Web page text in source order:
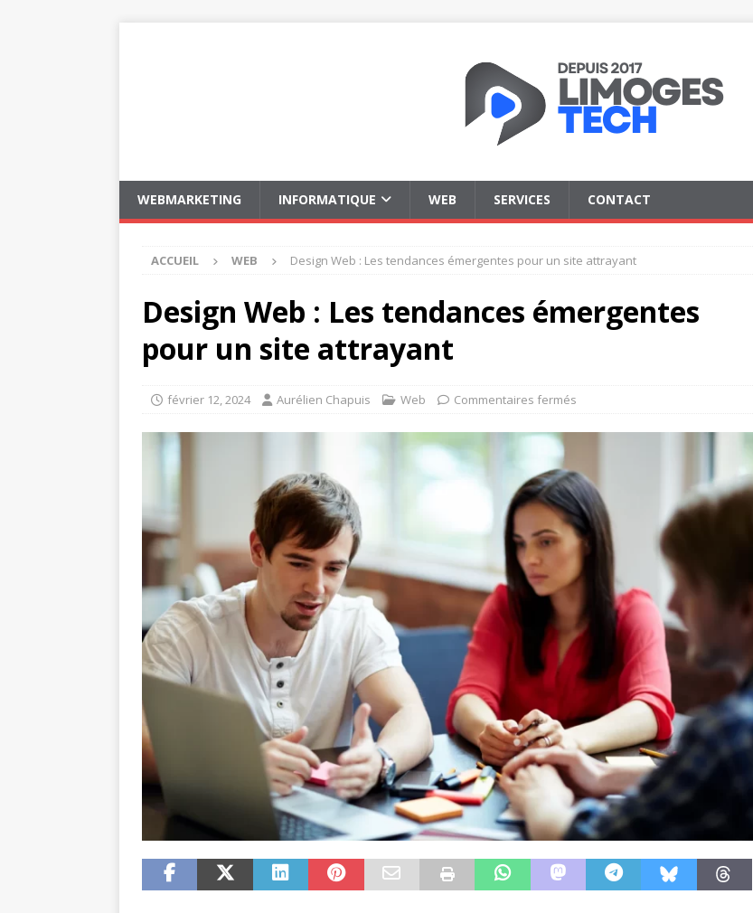
WEBMARKETING INFORMATIQUE WEB SERVICES CONTACT
ACCUEIL WEB Design Web : Les tendances émergentes pour un site attrayant
Design Web : Les tendances émergentes
pour un site attrayant
février 12, 2024 Aurélien Chapuis Web Commentaires fermés